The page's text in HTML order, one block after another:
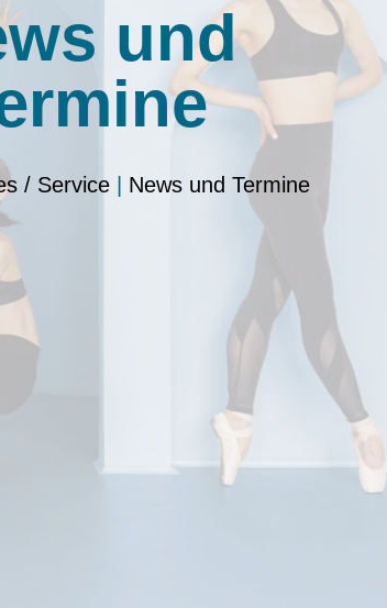
und
/ Service| News und Termine